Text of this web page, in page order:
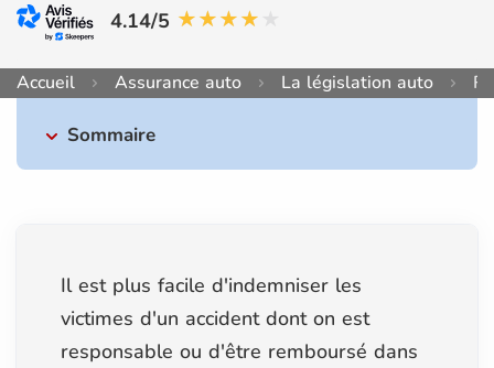
4.14/5
Accueil Assurance auto La législation auto
Sommaire
Il est plus facile d'indemniser les
victimes d'un accident dont on est
responsable ou d'être remboursé dans